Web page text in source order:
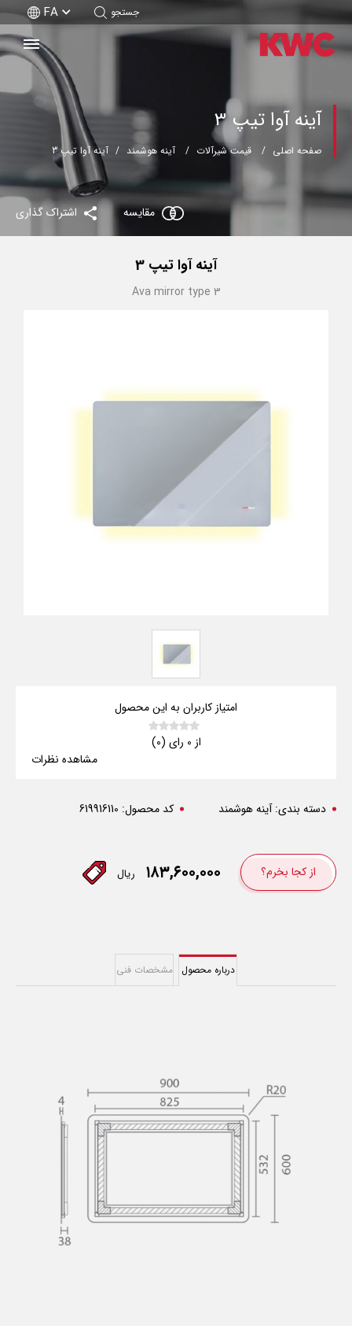
جستجو FA
آینه آوا تیپ 3
صفحه اصلی قیمت شیرآلات آینه هوشمند آینه آوا تیپ 3
مقایسه اشتراک گذاری
آینه آوا تیپ 3
Ava mirror type 3
امتیاز کاربران به این محصول
از 0 رای (0)
مشاهده نظرات
دسته بندی:آینه هوشمند کد محصول: 619916110
از کجا بخرم؟ ۱۸۳,۶۰۰,۰۰۰ ریال
درباره محصول مشخصات فنی